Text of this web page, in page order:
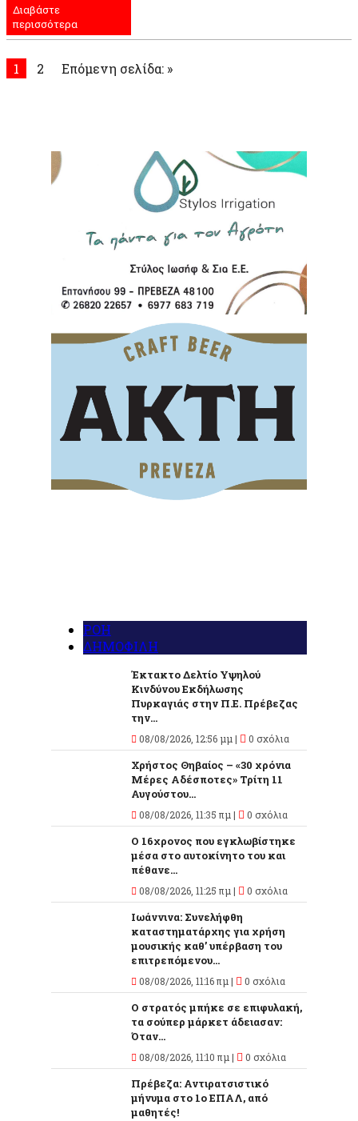
Διαβάστε
περισσότερα
1 2 Επόμενη σελίδα: »
ΡΟΗ
ΔΗΜΟΦΙΛΗ
Έκτακτο Δελτίο Υψηλού
Κινδύνου Εκδήλωσης
Πυρκαγιάς στην Π.Ε. Πρέβεζας
την...
08/08/2026, 12:56 μμ | 0 σχόλια
Χρήστος Θηβαίος – «30 χρόνια
Μέρες Αδέσποτες» Τρίτη 11
Αυγούστου...
08/08/2026, 11:35 πμ | 0 σχόλια
O 16χρονος που εγκλωβίστηκε
μέσα στο αυτοκίνητο του και
πέθανε...
08/08/2026, 11:25 πμ | 0 σχόλια
Ιωάννινα: Συνελήφθη
καταστηματάρχης για χρήση
μουσικής καθ’ υπέρβαση του
επιτρεπόμενου...
08/08/2026, 11:16 πμ | 0 σχόλια
Ο στρατός μπήκε σε επιφυλακή,
τα σούπερ μάρκετ άδειασαν:
Όταν...
08/08/2026, 11:10 πμ | 0 σχόλια
Πρέβεζα: Αντιρατσιστικό
μήνυμα στο 1ο ΕΠΑΛ, από
μαθητές!